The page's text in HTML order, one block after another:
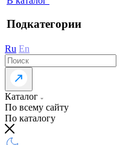
Подкатегории
Ru En
Каталог
По всему сайту
По каталогу